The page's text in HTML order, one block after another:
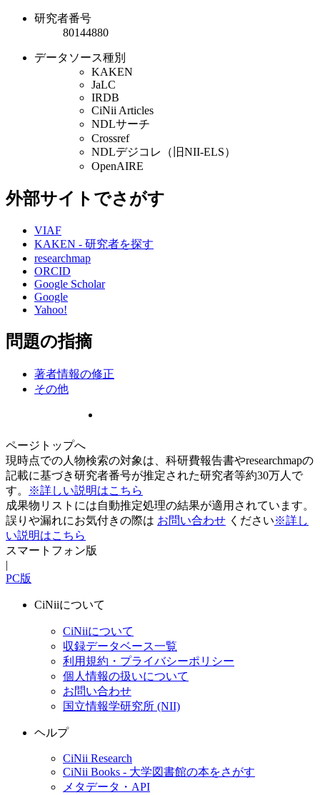
研究者番号
80144880
データソース種別
KAKEN
JaLC
IRDB
CiNii Articles
NDLサーチ
Crossref
NDLデジコレ（旧NII-ELS）
OpenAIRE
外部サイトでさがす
VIAF
KAKEN - 研究者を探す
researchmap
ORCID
Google Scholar
Google
Yahoo!
問題の指摘
著者情報の修正
その他
ページトップへ
現時点での人物検索の対象は、科研費報告書やresearchmapの
記載に基づき研究者番号が推定された研究者等約30万人で
す。
※詳しい説明はこちら
成果物リストには自動推定処理の結果が適用されています。
誤りや漏れにお気付きの際は お問い合わせ ください※詳し
い説明はこちら
スマートフォン版
|
PC版
CiNiiについて
CiNiiについて
収録データベース一覧
利用規約・プライバシーポリシー
個人情報の扱いについて
お問い合わせ
国立情報学研究所 (NII)
ヘルプ
CiNii Research
CiNii Books - 大学図書館の本をさがす
メタデータ・API